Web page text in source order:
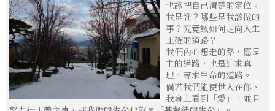
也該把自己清楚的定位。
我是誰？哪些是我該做的
事？究竟該如何走向人生
正確的道路？
我們內心想走的路，應是
主的道路，也是追求真
理、尋求生命的道路。
倘若我們能使世人在你、
我身上看到「愛」，並且